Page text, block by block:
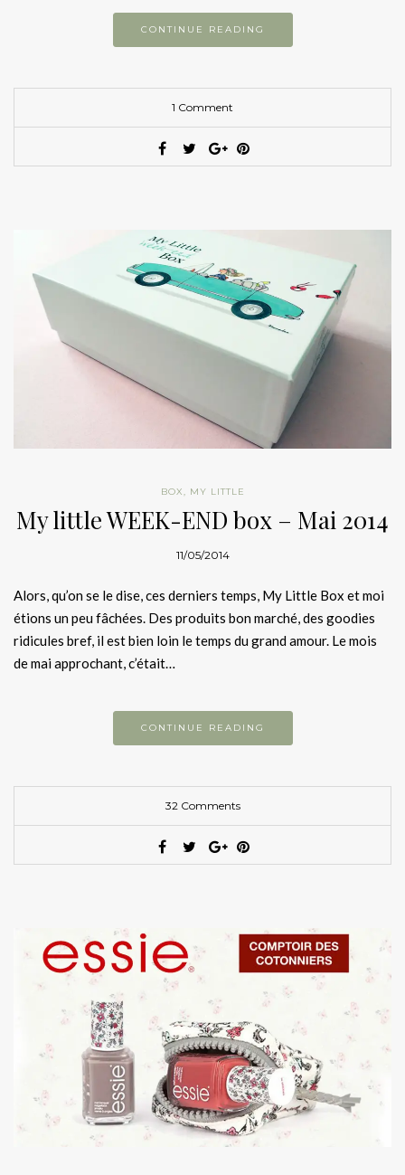
CONTINUE READING
1 Comment
BOX, MY LITTLE
My little WEEK-END box – Mai 2014
11/05/2014
Alors, qu’on se le dise, ces derniers temps, My Little Box et moi
étions un peu fâchées. Des produits bon marché, des goodies
ridicules bref, il est bien loin le temps du grand amour. Le mois
de mai approchant, c’était…
CONTINUE READING
32 Comments